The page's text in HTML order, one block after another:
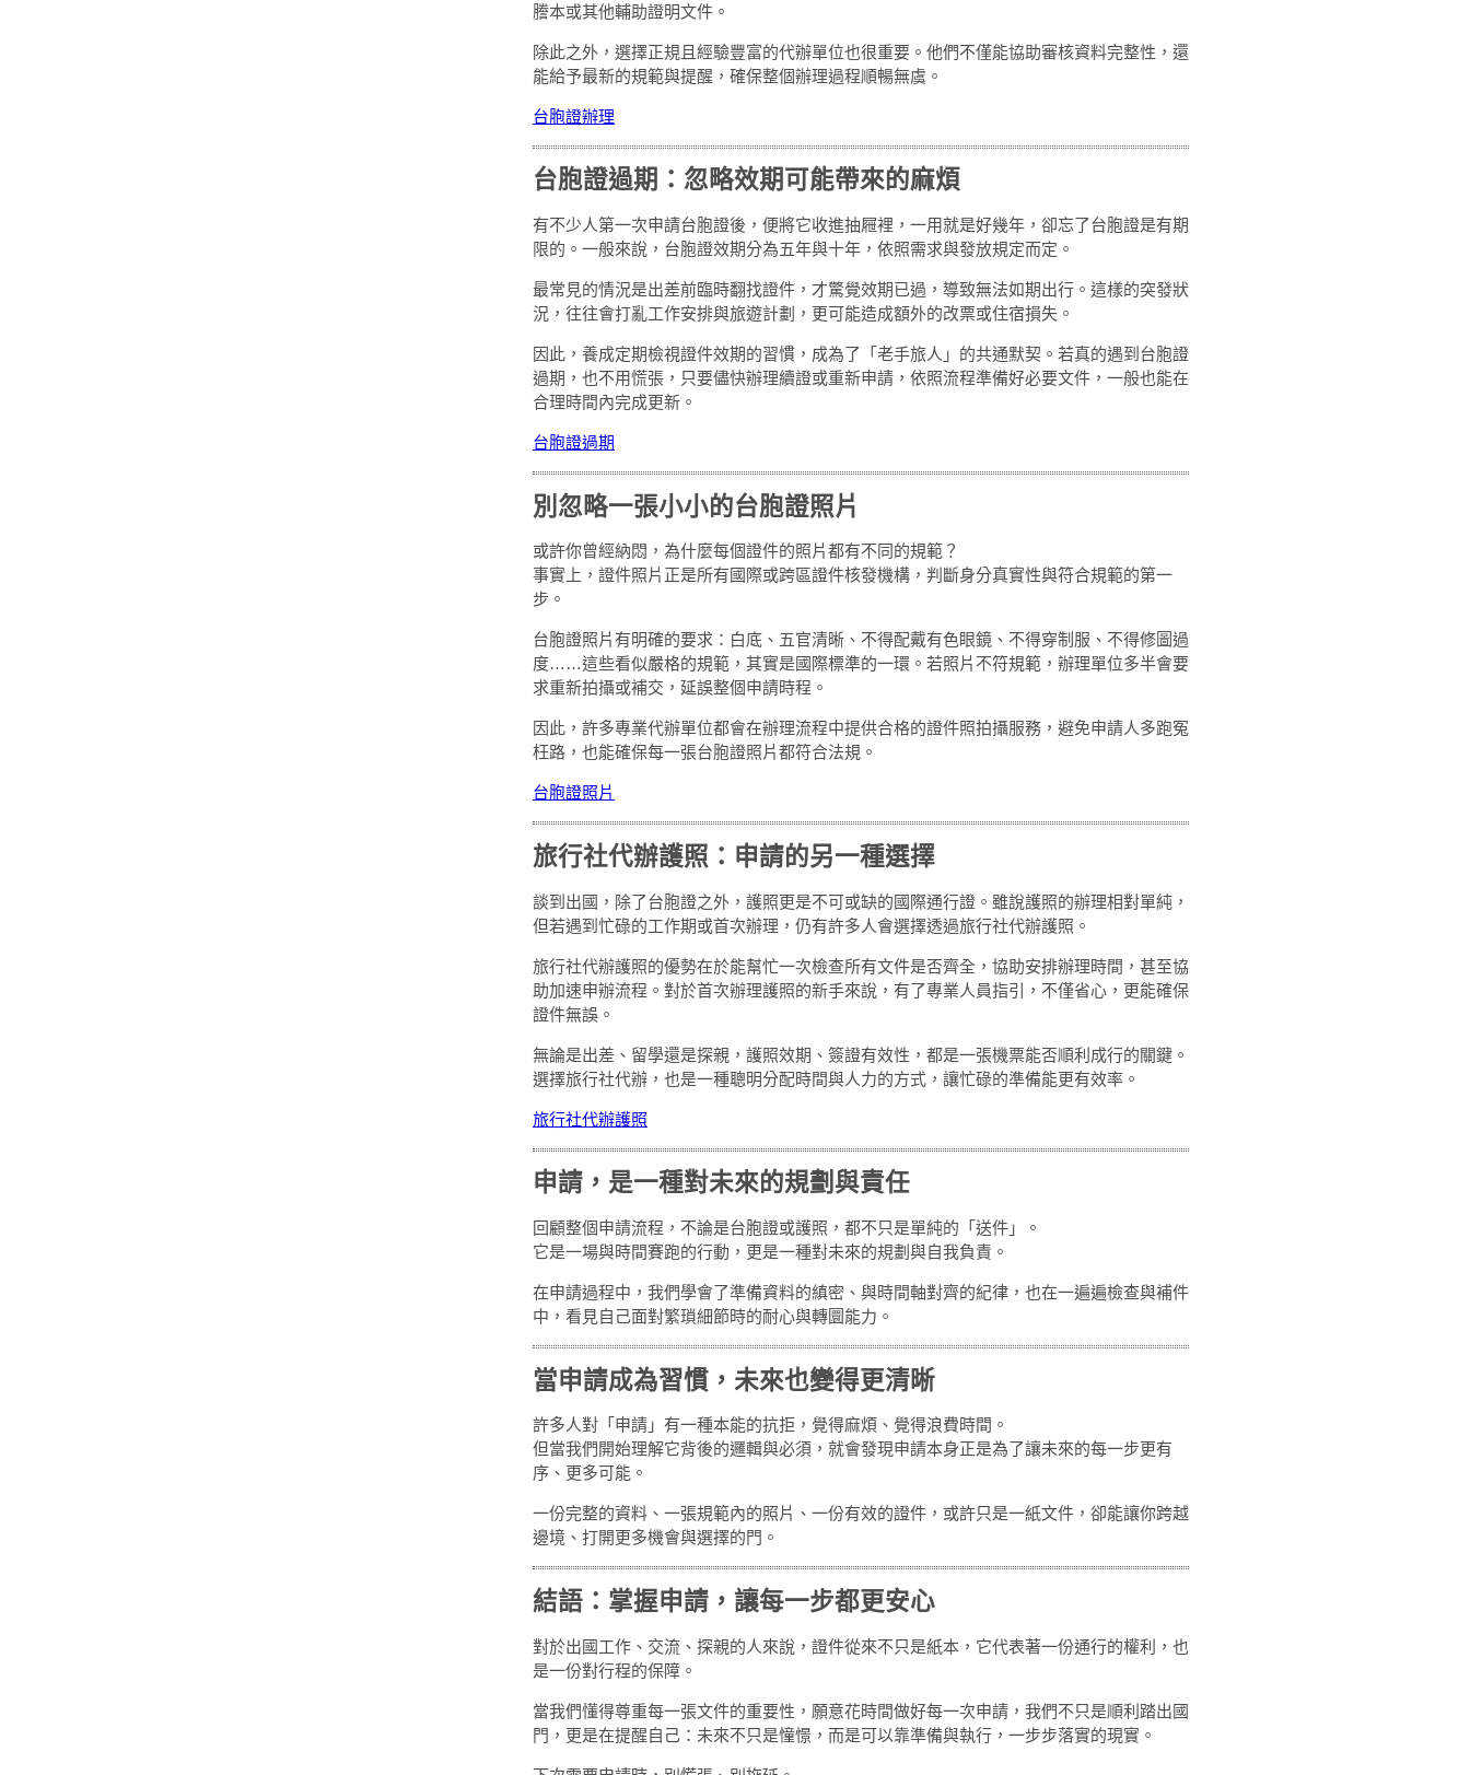
謄本或其他輔助證明文件。
除此之外，選擇正規且經驗豐富的代辦單位也很重要。他們不僅能協助審核資料完整性，還
能給予最新的規範與提醒，確保整個辦理過程順暢無虞。
台胞證辦理
台胞證過期：忽略效期可能帶來的麻煩
有不少人第一次申請台胞證後，便將它收進抽屜裡，一用就是好幾年，卻忘了台胞證是有期
限的。一般來說，台胞證效期分為五年與十年，依照需求與發放規定而定。
最常見的情況是出差前臨時翻找證件，才驚覺效期已過，導致無法如期出行。這樣的突發狀
況，往往會打亂工作安排與旅遊計劃，更可能造成額外的改票或住宿損失。
因此，養成定期檢視證件效期的習慣，成為了「老手旅人」的共通默契。若真的遇到台胞證
過期，也不用慌張，只要儘快辦理續證或重新申請，依照流程準備好必要文件，一般也能在
合理時間內完成更新。
台胞證過期
別忽略一張小小的台胞證照片
或許你曾經納悶，為什麼每個證件的照片都有不同的規範？
事實上，證件照片正是所有國際或跨區證件核發機構，判斷身分真實性與符合規範的第一
步。
台胞證照片有明確的要求：白底、五官清晰、不得配戴有色眼鏡、不得穿制服、不得修圖過
度……這些看似嚴格的規範，其實是國際標準的一環。若照片不符規範，辦理單位多半會要
求重新拍攝或補交，延誤整個申請時程。
因此，許多專業代辦單位都會在辦理流程中提供合格的證件照拍攝服務，避免申請人多跑冤
枉路，也能確保每一張台胞證照片都符合法規。
台胞證照片
旅行社代辦護照：申請的另一種選擇
談到出國，除了台胞證之外，護照更是不可或缺的國際通行證。雖說護照的辦理相對單純，
但若遇到忙碌的工作期或首次辦理，仍有許多人會選擇透過旅行社代辦護照。
旅行社代辦護照的優勢在於能幫忙一次檢查所有文件是否齊全，協助安排辦理時間，甚至協
助加速申辦流程。對於首次辦理護照的新手來說，有了專業人員指引，不僅省心，更能確保
證件無誤。
無論是出差、留學還是探親，護照效期、簽證有效性，都是一張機票能否順利成行的關鍵。
選擇旅行社代辦，也是一種聰明分配時間與人力的方式，讓忙碌的準備能更有效率。
旅行社代辦護照
申請，是一種對未來的規劃與責任
回顧整個申請流程，不論是台胞證或護照，都不只是單純的「送件」。
它是一場與時間賽跑的行動，更是一種對未來的規劃與自我負責。
在申請過程中，我們學會了準備資料的縝密、與時間軸對齊的紀律，也在一遍遍檢查與補件
中，看見自己面對繁瑣細節時的耐心與轉圜能力。
當申請成為習慣，未來也變得更清晰
許多人對「申請」有一種本能的抗拒，覺得麻煩、覺得浪費時間。
但當我們開始理解它背後的邏輯與必須，就會發現申請本身正是為了讓未來的每一步更有
序、更多可能。
一份完整的資料、一張規範內的照片、一份有效的證件，或許只是一紙文件，卻能讓你跨越
邊境、打開更多機會與選擇的門。
結語：掌握申請，讓每一步都更安心
對於出國工作、交流、探親的人來說，證件從來不只是紙本，它代表著一份通行的權利，也
是一份對行程的保障。
當我們懂得尊重每一張文件的重要性，願意花時間做好每一次申請，我們不只是順利踏出國
門，更是在提醒自己：未來不只是憧憬，而是可以靠準備與執行，一步步落實的現實。